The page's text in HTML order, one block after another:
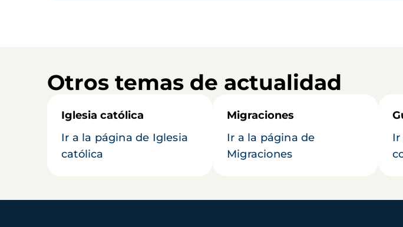
Otros temas de actualidad
Iglesia católica
Ir a la página de Iglesia
católica
Migraciones
Ir a la página de
Migraciones
Ir